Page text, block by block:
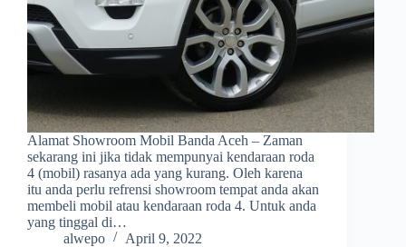
Alamat Showroom Mobil Banda Aceh – Zaman
sekarang ini jika tidak mempunyai kendaraan roda
4 (mobil) rasanya ada yang kurang. Oleh karena
itu anda perlu refrensi showroom tempat anda akan
membeli mobil atau kendaraan roda 4. Untuk anda
yang tinggal di…
alwepo
April 9, 2022